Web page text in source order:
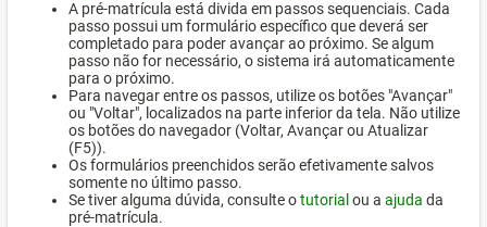
A pré-matrícula está divida em passos sequenciais. Cada
passo possui um formulário específico que deverá ser
completado para poder avançar ao próximo. Se algum
passo não for necessário, o sistema irá automaticamente
para o próximo.
Para navegar entre os passos, utilize os botões "Avançar"
ou "Voltar", localizados na parte inferior da tela. Não utilize
os botões do navegador (Voltar, Avançar ou Atualizar
(F5)).
Os formulários preenchidos serão efetivamente salvos
somente no último passo.
Se tiver alguma dúvida, consulte otutorial ou a ajuda da
pré-matrícula.